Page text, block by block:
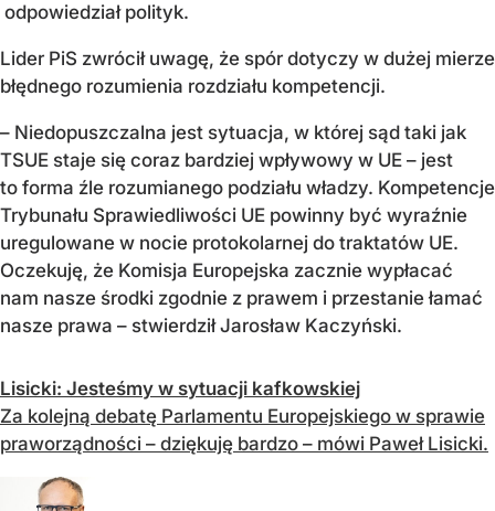
odpowiedział polityk.
Lider PiS zwrócił uwagę, że spór dotyczy w dużej mierze
błędnego rozumienia rozdziału kompetencji.
– Niedopuszczalna jest sytuacja, w której sąd taki jak
TSUE staje się coraz bardziej wpływowy w UE – jest
to forma źle rozumianego podziału władzy. Kompetencje
Trybunału Sprawiedliwości UE powinny być wyraźnie
uregulowane w nocie protokolarnej do traktatów UE.
Oczekuję, że Komisja Europejska zacznie wypłacać
nam nasze środki zgodnie z prawem i przestanie łamać
nasze prawa – stwierdził Jarosław Kaczyński.
Lisicki: Jesteśmy w sytuacji kafkowskiej
Za kolejną debatę Parlamentu Europejskiego w sprawie
praworządności – dziękuję bardzo – mówi Paweł Lisicki.